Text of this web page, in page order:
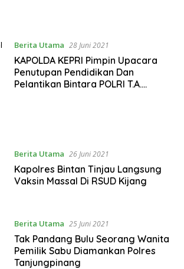
Berita Utama 28 Juni 2021
KAPOLDA KEPRI Pimpin Upacara
Penutupan Pendidikan Dan
Pelantikan Bintara POLRI T.A.
Berita Utama 26 Juni 2021
Kapolres Bintan Tinjau Langsung
Vaksin Massal Di RSUD Kijang
Berita Utama 25 Juni 2021
Tak Pandang Bulu Seorang Wanita
Pemilik Sabu Diamankan Polres
Tanjungpinang